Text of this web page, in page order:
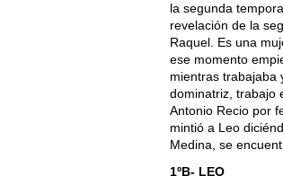
la segunda
revelación de la
Raquel. Es una
ese momento
mientras trabajaba
dominatriz, trabajo
Antonio Recio por
mintió a Leo
Medina, se
1ºB- LEO